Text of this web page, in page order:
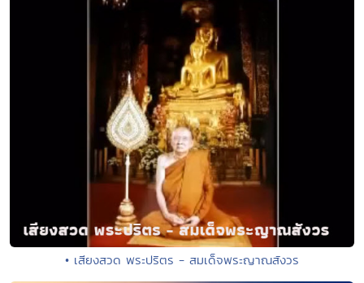
• เสียงสวด พระปริตร - สมเด็จพระญาณสังวร